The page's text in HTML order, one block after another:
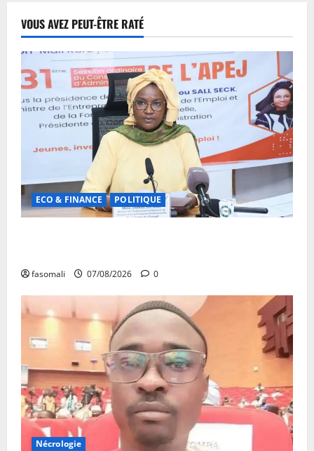
VOUS AVEZ PEUT-ÊTRE RATÉ
ECO & FINANCE POLITIQUE
fasomali 07/08/2026 0
Nécrologie